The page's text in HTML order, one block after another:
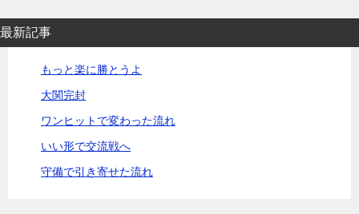
最新記事
もっと楽に勝とうよ
大関完封
ワンヒットで変わった流れ
いい形で交流戦へ
守備で引き寄せた流れ